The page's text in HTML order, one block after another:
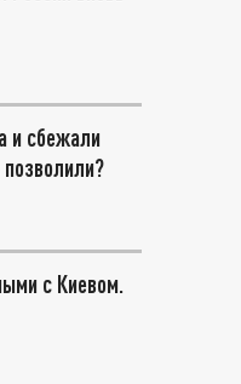
и сбежали
с Киевом.